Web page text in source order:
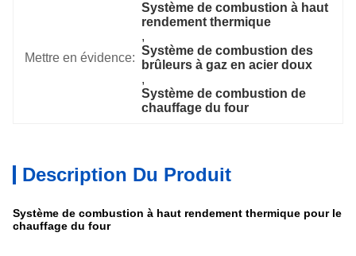
Mettre en évidence:
Système de combustion à haut
rendement thermique
,
Système de combustion des
brûleurs à gaz en acier doux
,
Système de combustion de
chauffage du four
Description Du Produit
Système de combustion à haut rendement thermique pour le
chauffage du four